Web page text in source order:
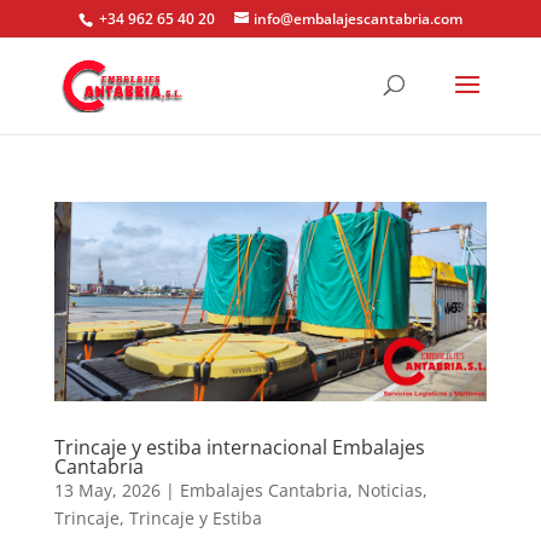
+34 962 65 40 20 info@embalajescantabria.com
Trincaje y estiba internacional Embalajes
Cantabria
13 May, 2026| Embalajes Cantabria, Noticias,
Trincaje, Trincaje y Estiba